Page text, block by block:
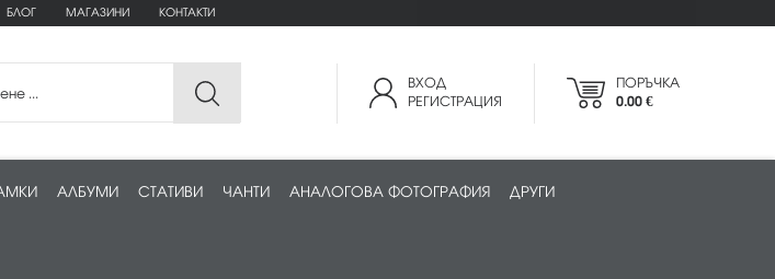
БЛОГ МАГАЗИНИ КОНТАКТИ
ВХОД
РЕГИСТРАЦИЯ
ПОРЪЧКА
0.00 €
АЛБУМИ СТАТИВИ ЧАНТИ АНАЛОГОВА ФОТОГРАФИЯ ДРУГИ